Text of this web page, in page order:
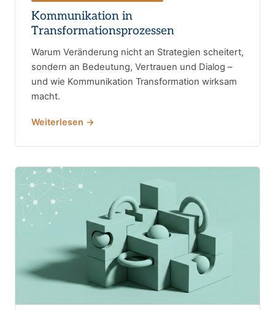
Kommunikation in
Transformationsprozessen
Warum Veränderung nicht an Strategien scheitert,
sondern an Bedeutung, Vertrauen und Dialog –
und wie Kommunikation Transformation wirksam
macht.
Weiterlesen →